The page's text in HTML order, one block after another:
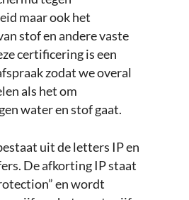
maar ook het
stof en andere vaste
certificering is een
zodat we overal
als het om
water en stof gaat.
uit de letters IP en
De afkorting IP staat
en wordt